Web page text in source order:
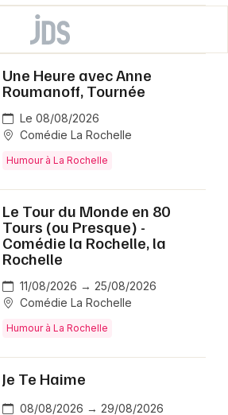
Une Heure avec Anne
Roumanoff, Tournée
Le 08/08/2026
Comédie La Rochelle
Humour à La Rochelle
Le Tour du Monde en 80
Tours (ou Presque) -
Comédie la Rochelle, la
Rochelle
11/08/2026 → 25/08/2026
Comédie La Rochelle
Humour à La Rochelle
Je Te Haime
08/08/2026 → 29/08/2026